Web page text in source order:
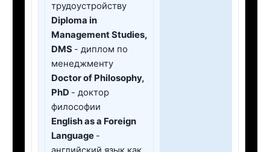
трудоустройству
Diploma in
Management Studies,
DMS - диплом по
менеджменту
Doctor of Philosophy,
PhD - доктор
философии
English as a Foreign
Language -